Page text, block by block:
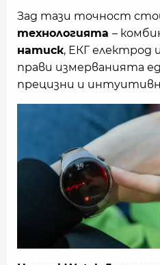
Зад тази точност
технологията –
натиск, ЕКГ електрод
прави измерванията
прецизни и